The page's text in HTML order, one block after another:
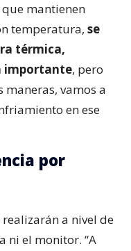
mantienen
temperatura, se
térmica,
importante, pero
maneras, vamos a
en ese
por
a nivel de
ni el monitor. “A